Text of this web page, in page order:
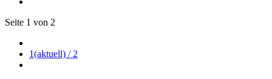
Seite 1 von 2
1(aktuell) / 2